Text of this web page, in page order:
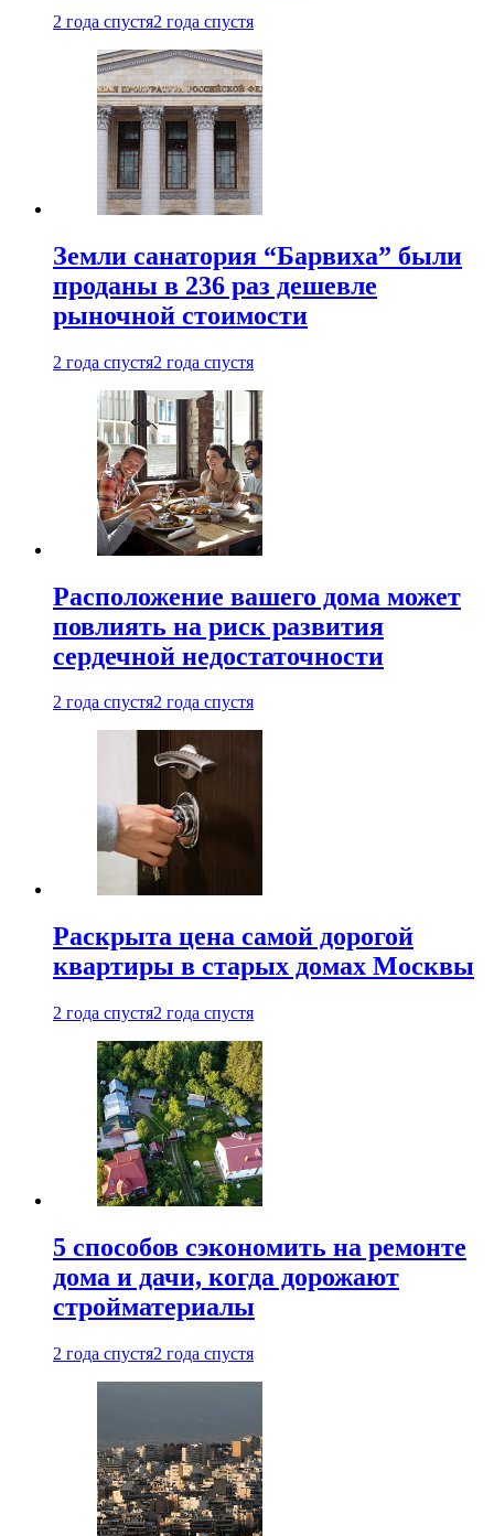
2 года спустя2 года спустя
Земли санатория “Барвиха” были
проданы в 236 раз дешевле
рыночной стоимости
2 года спустя2 года спустя
Расположение вашего дома может
повлиять на риск развития
сердечной недостаточности
2 года спустя2 года спустя
Раскрыта цена самой дорогой
квартиры в старых домах Москвы
2 года спустя2 года спустя
5 способов сэкономить на ремонте
дома и дачи, когда дорожают
стройматериалы
2 года спустя2 года спустя